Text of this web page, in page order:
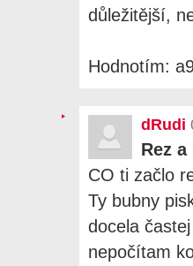
důležitější,
Hodnotím:
dRudi
Rez
CO ti začlo
Ty bubny
docela
nepočítam